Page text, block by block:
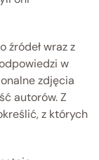
źródeł wraz z
w
zdjęcia
autorów. Z
z których